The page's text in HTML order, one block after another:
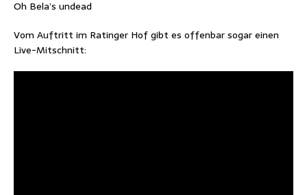
Oh Bela’s undead
Vom Auftritt im Ratinger Hof gibt es offenbar sogar einen
Live-Mitschnitt: